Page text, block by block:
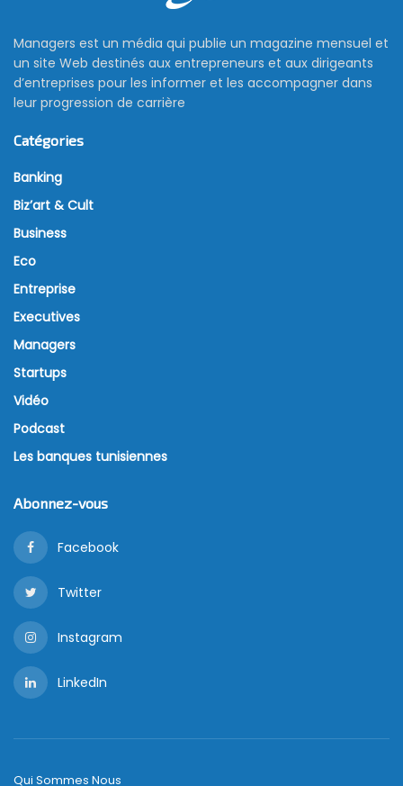
Managers est un média qui publie un magazine mensuel et
un site Web destinés aux entrepreneurs et aux dirigeants
d’entreprises pour les informer et les accompagner dans
leur progression de carrière
Catégories
Banking
Biz’art & Cult
Business
Eco
Entreprise
Executives
Managers
Startups
Vidéo
Podcast
Les banques tunisiennes
Abonnez-vous
Facebook
Twitter
Instagram
LinkedIn
Qui Sommes Nous